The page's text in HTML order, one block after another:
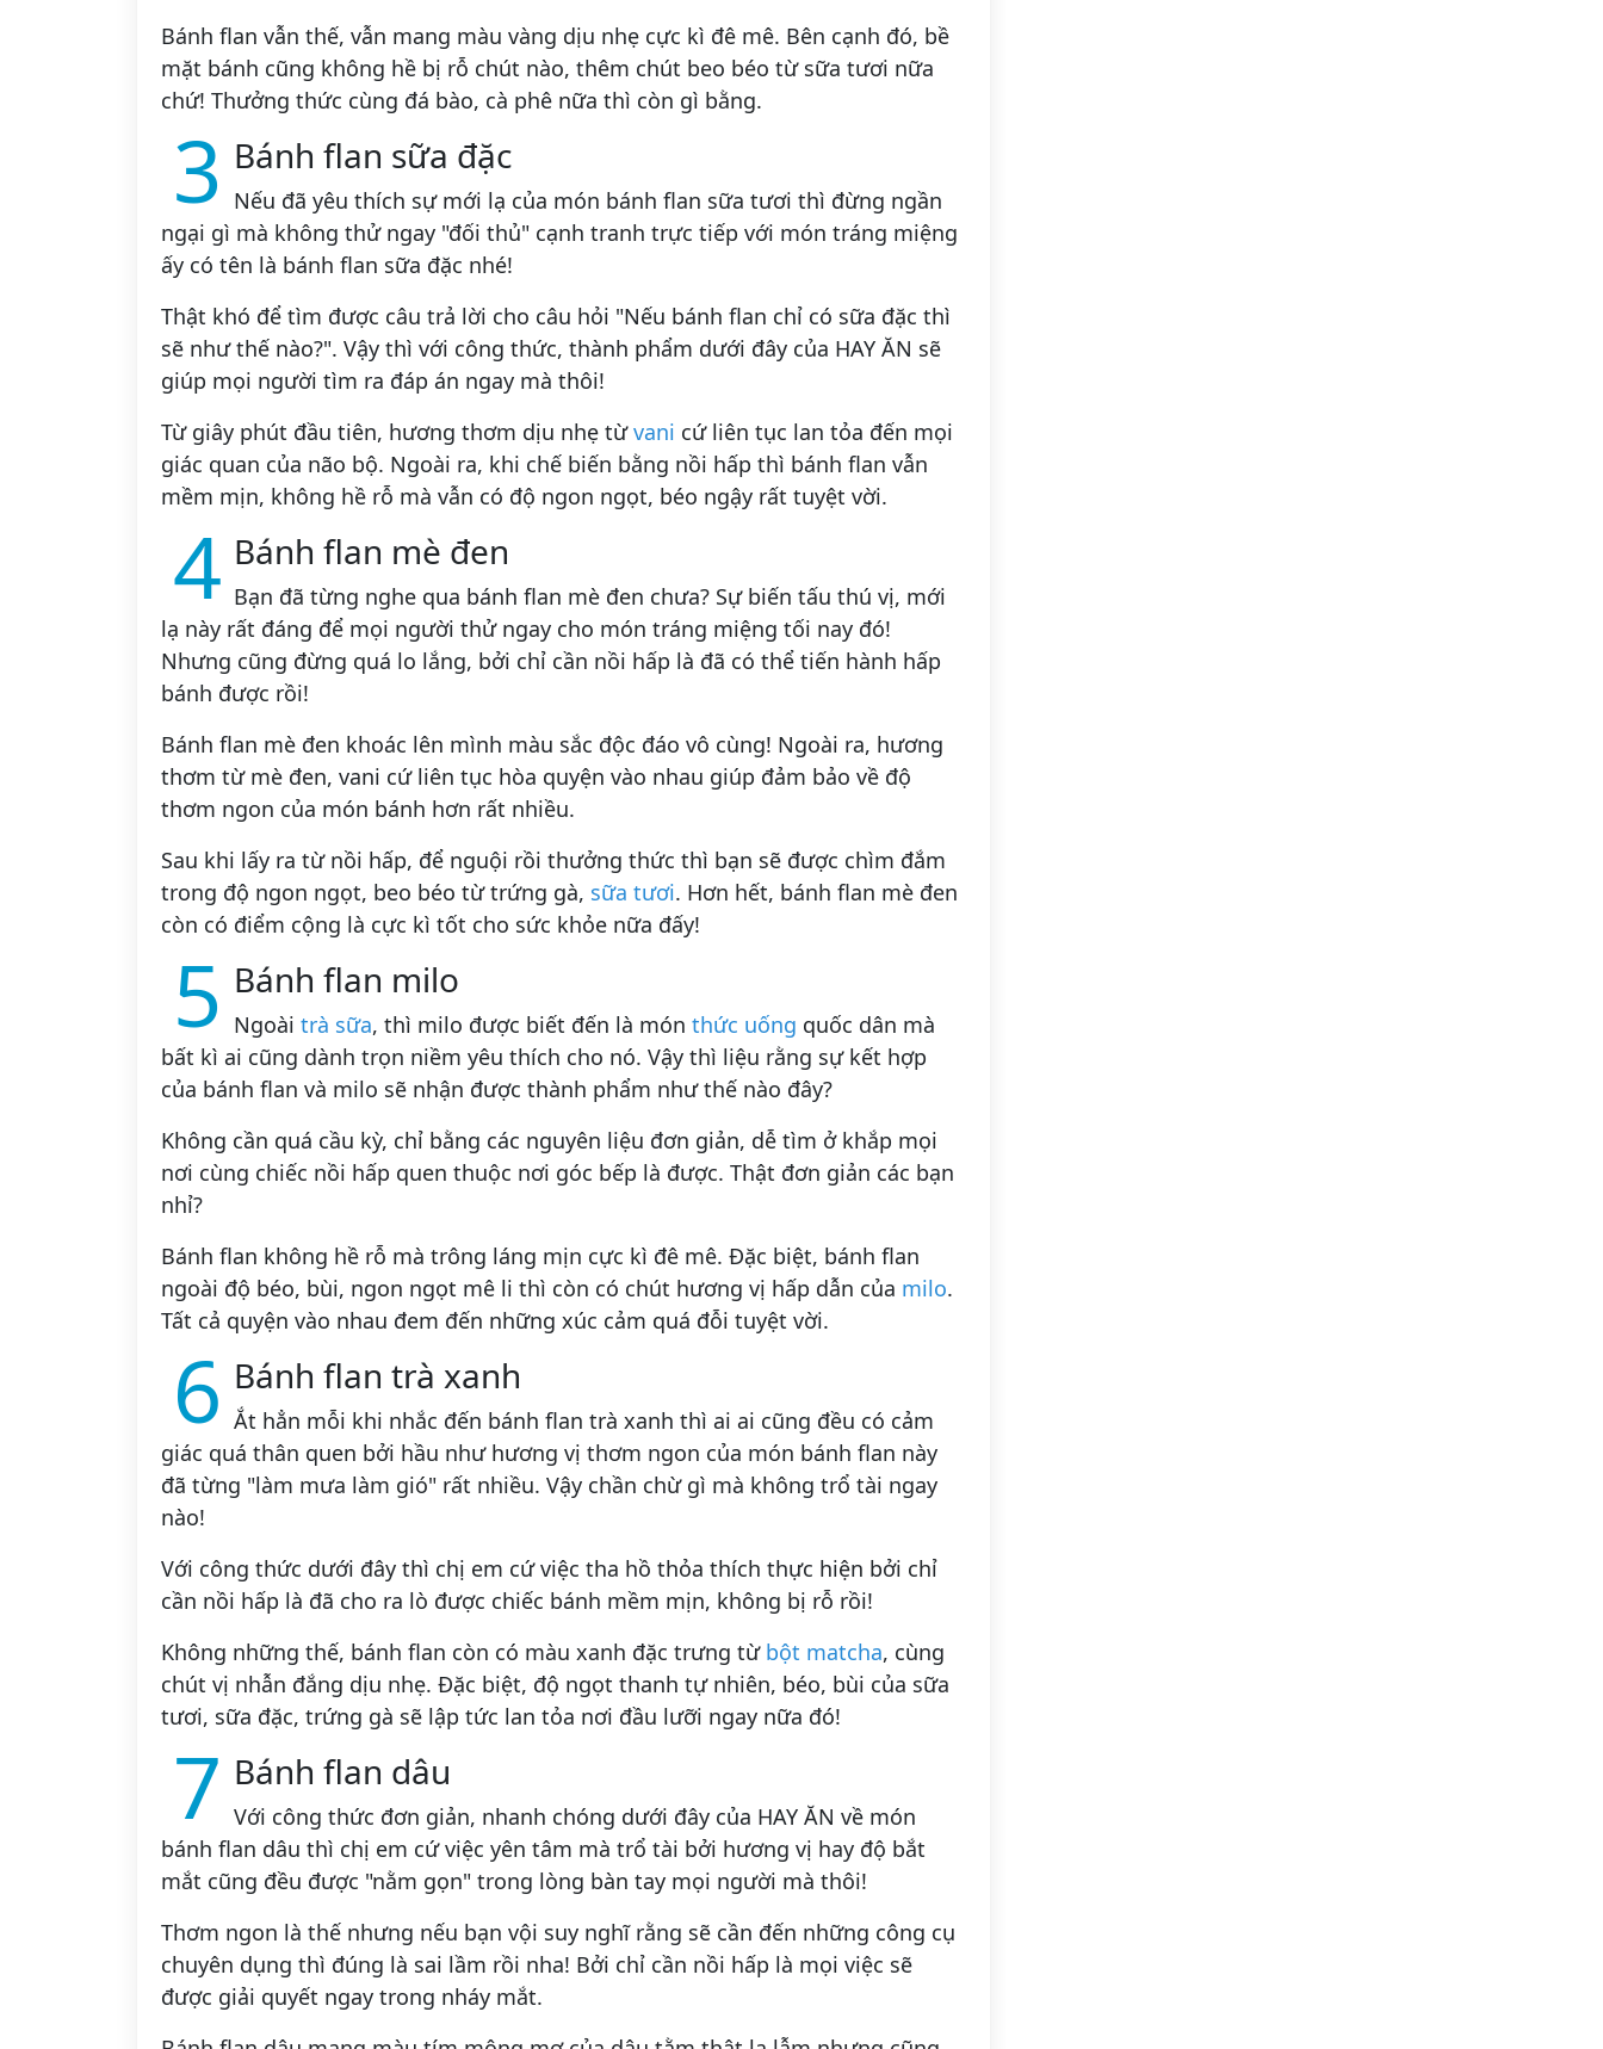
Bánh flan vẫn thế, vẫn mang màu vàng dịu nhẹ cực kì đê mê. Bên cạnh đó, bề
mặt bánh cũng không hề bị rỗ chút nào, thêm chút beo béo từ sữa tươi nữa
chứ! Thưởng thức cùng đá bào, cà phê nữa thì còn gì bằng.
3 Bánh flan sữa đặc
Nếu đã yêu thích sự mới lạ của món bánh flan sữa tươi thì đừng ngần
ngại gì mà không thử ngay "đối thủ" cạnh tranh trực tiếp với món tráng miệng
ấy có tên là bánh flan sữa đặc nhé!
Thật khó để tìm được câu trả lời cho câu hỏi "Nếu bánh flan chỉ có sữa đặc thì
sẽ như thế nào?". Vậy thì với công thức, thành phẩm dưới đây của HAY ĂN sẽ
giúp mọi người tìm ra đáp án ngay mà thôi!
Từ giây phút đầu tiên, hương thơm dịu nhẹ từvani cứ liên tục lan tỏa đến mọi
giác quan của não bộ. Ngoài ra, khi chế biến bằng nồi hấp thì bánh flan vẫn
mềm mịn, không hề rỗ mà vẫn có độ ngon ngọt, béo ngậy rất tuyệt vời.
4 Bánh flan mè đen
Bạn đã từng nghe qua bánh flan mè đen chưa? Sự biến tấu thú vị, mới
lạ này rất đáng để mọi người thử ngay cho món tráng miệng tối nay đó!
Nhưng cũng đừng quá lo lắng, bởi chỉ cần nồi hấp là đã có thể tiến hành hấp
bánh được rồi!
Bánh flan mè đen khoác lên mình màu sắc độc đáo vô cùng! Ngoài ra, hương
thơm từ mè đen, vani cứ liên tục hòa quyện vào nhau giúp đảm bảo về độ
thơm ngon của món bánh hơn rất nhiều.
Sau khi lấy ra từ nồi hấp, để nguội rồi thưởng thức thì bạn sẽ được chìm đắm
trong độ ngon ngọt, beo béo từ trứng gà, sữa tươi. Hơn hết, bánh flan mè đen
còn có điểm cộng là cực kì tốt cho sức khỏe nữa đấy!
5 Bánh flan milo
Ngoài trà sữa, thì milo được biết đến là món thức uống quốc dân mà
bất kì ai cũng dành trọn niềm yêu thích cho nó. Vậy thì liệu rằng sự kết hợp
của bánh flan và milo sẽ nhận được thành phẩm như thế nào đây?
Không cần quá cầu kỳ, chỉ bằng các nguyên liệu đơn giản, dễ tìm ở khắp mọi
nơi cùng chiếc nồi hấp quen thuộc nơi góc bếp là được. Thật đơn giản các bạn
nhỉ?
Bánh flan không hề rỗ mà trông láng mịn cực kì đê mê. Đặc biệt, bánh flan
ngoài độ béo, bùi, ngon ngọt mê li thì còn có chút hương vị hấp dẫn của milo.
Tất cả quyện vào nhau đem đến những xúc cảm quá đỗi tuyệt vời.
6 Bánh flan trà xanh
Ắt hẳn mỗi khi nhắc đến bánh flan trà xanh thì ai ai cũng đều có cảm
giác quá thân quen bởi hầu như hương vị thơm ngon của món bánh flan này
đã từng "làm mưa làm gió" rất nhiều. Vậy chần chừ gì mà không trổ tài ngay
nào!
Với công thức dưới đây thì chị em cứ việc tha hồ thỏa thích thực hiện bởi chỉ
cần nồi hấp là đã cho ra lò được chiếc bánh mềm mịn, không bị rỗ rồi!
Không những thế, bánh flan còn có màu xanh đặc trưng từ bột matcha, cùng
chút vị nhẫn đắng dịu nhẹ. Đặc biệt, độ ngọt thanh tự nhiên, béo, bùi của sữa
tươi, sữa đặc, trứng gà sẽ lập tức lan tỏa nơi đầu lưỡi ngay nữa đó!
7 Bánh flan dâu
Với công thức đơn giản, nhanh chóng dưới đây của HAY ĂN về món
bánh flan dâu thì chị em cứ việc yên tâm mà trổ tài bởi hương vị hay độ bắt
mắt cũng đều được "nằm gọn" trong lòng bàn tay mọi người mà thôi!
Thơm ngon là thế nhưng nếu bạn vội suy nghĩ rằng sẽ cần đến những công cụ
chuyên dụng thì đúng là sai lầm rồi nha! Bởi chỉ cần nồi hấp là mọi việc sẽ
được giải quyết ngay trong nháy mắt.